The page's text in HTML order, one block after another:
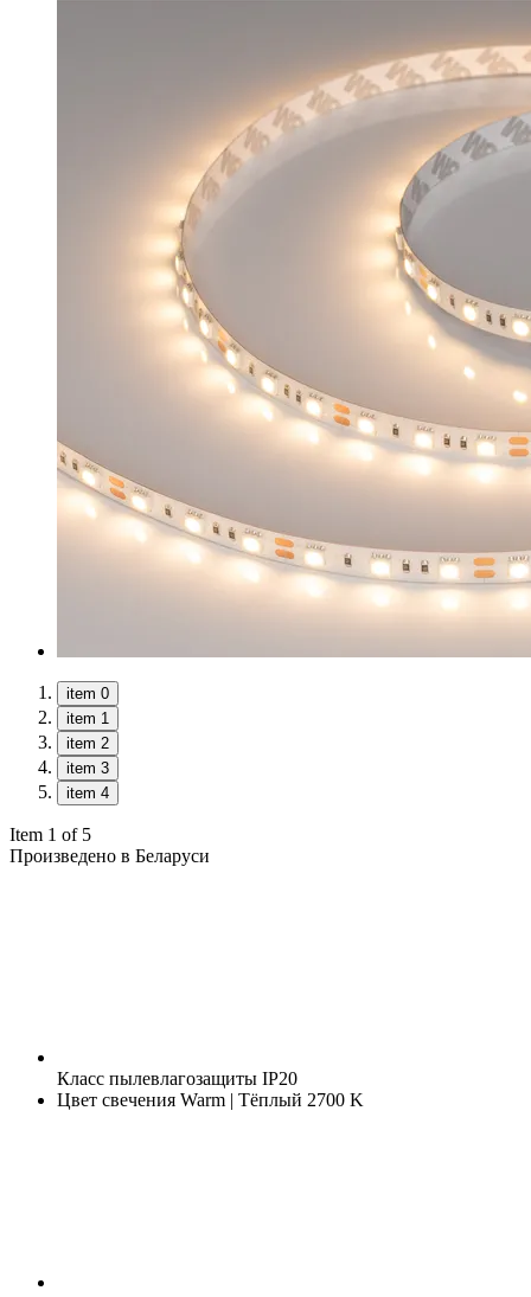
item 0
item 1
item 2
item 3
item 4
Item 1 of 5
Произведено в Беларуси
Класс пылевлагозащиты IP20
Цвет свечения Warm | Тёплый 2700 K